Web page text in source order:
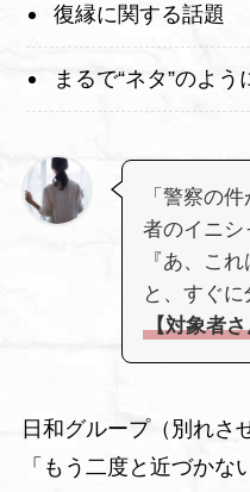
復縁に関する話題
まるで“ネタ”のよ
「警察の
者のイニシ
『あ、こ
と、すぐに
【対象者
日和グループ（別れさ
「もう二度と近づか